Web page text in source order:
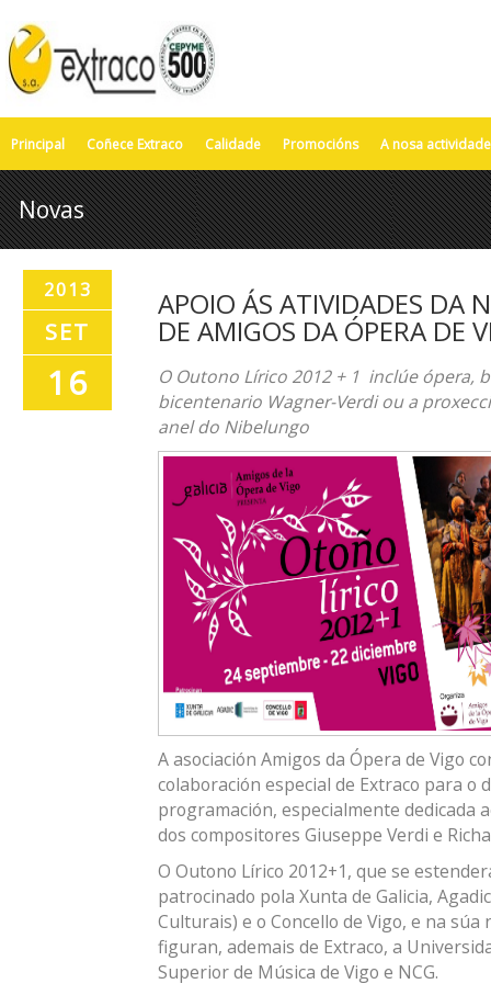
Principal Coñece Extraco Calidade Promocións A nosa actividade
Novas
2013
SET
16
APOIO ÁS ATIVIDADES DA
DE AMIGOS DA ÓPERA DE
O Outono Lírico 2012 + 1 inclúe ópera,
bicentenario Wagner-Verdi ou a
anel do Nibelungo
A asociación Amigos da Ópera de Vigo
colaboración especial de Extraco para o
programación, especialmente dedicada
dos compositores Giuseppe Verdi e
O Outono Lírico 2012+1, que se
patrocinado pola Xunta de Galicia,
Culturais) e o Concello de Vigo, e na
figuran, ademais de Extraco, a
Superior de Música de Vigo e NCG.